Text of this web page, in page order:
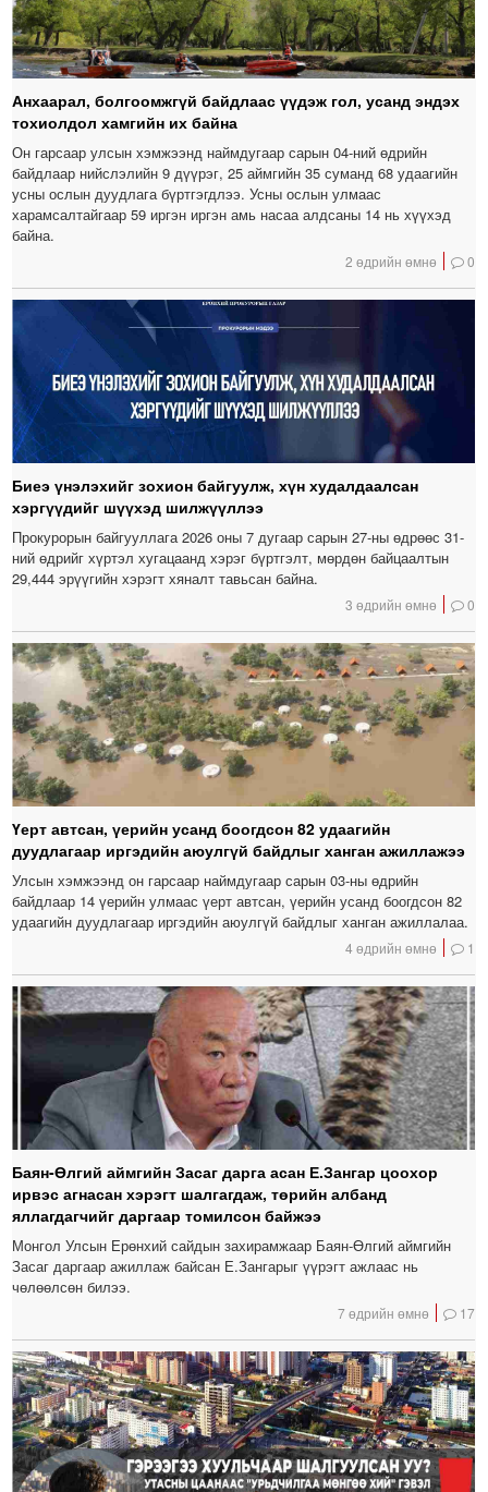
Анхаарал, болгоомжгүй байдлаас үүдэж гол, усанд эндэх
тохиолдол хамгийн их байна
Он гарсаар улсын хэмжээнд наймдугаар сарын 04-ний өдрийн
байдлаар нийслэлийн 9 дүүрэг, 25 аймгийн 35 суманд 68 удаагийн
усны ослын дуудлага бүртгэгдлээ. Усны ослын улмаас
харамсалтайгаар 59 иргэн иргэн амь насаа алдсаны 14 нь хүүхэд
байна.
2 өдрийн өмнө 0
Биеэ үнэлэхийг зохион байгуулж, хүн худалдаалсан
хэргүүдийг шүүхэд шилжүүллээ
Прокурорын байгууллага 2026 оны 7 дугаар сарын 27-ны өдрөөс 31-
ний өдрийг хүртэл хугацаанд хэрэг бүртгэлт, мөрдөн байцаалтын
29,444 эрүүгийн хэрэгт хяналт тавьсан байна.
3 өдрийн өмнө 0
Үерт автсан, үерийн усанд боогдсон 82 удаагийн
дуудлагаар иргэдийн аюулгүй байдлыг ханган ажиллажээ
Улсын хэмжээнд он гарсаар наймдугаар сарын 03-ны өдрийн
байдлаар 14 үерийн улмаас үерт автсан, үерийн усанд боогдсон 82
удаагийн дуудлагаар иргэдийн аюулгүй байдлыг ханган ажиллалаа.
4 өдрийн өмнө 1
Баян-Өлгий аймгийн Засаг дарга асан Е.Зангар цоохор
ирвэс агнасан хэрэгт шалгагдаж, төрийн албанд
яллагдагчийг даргаар томилсон байжээ
Монгол Улсын Ерөнхий сайдын захирамжаар Баян-Өлгий аймгийн
Засаг даргаар ажиллаж байсан Е.Зангарыг үүрэгт ажлаас нь
чөлөөлсөн билээ.
7 өдрийн өмнө 17